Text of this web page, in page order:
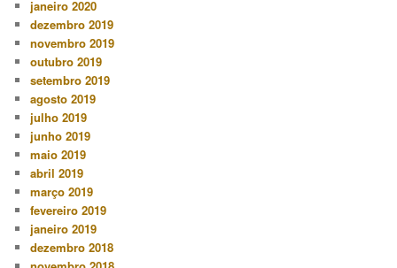
janeiro 2020
dezembro 2019
novembro 2019
outubro 2019
setembro 2019
agosto 2019
julho 2019
junho 2019
maio 2019
abril 2019
março 2019
fevereiro 2019
janeiro 2019
dezembro 2018